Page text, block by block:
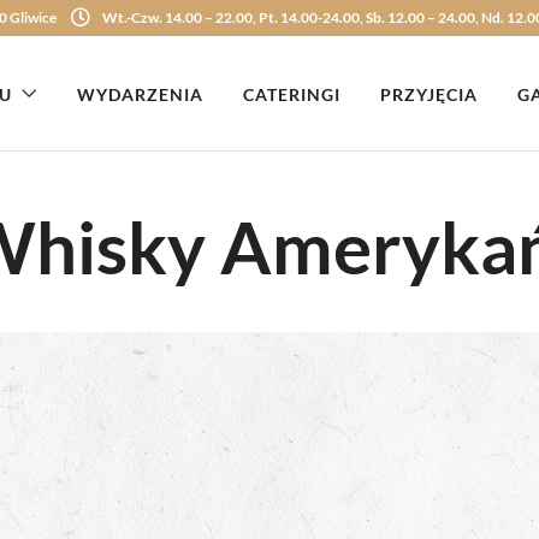
Gliwice Wt.-Czw. 14.00 – 22.00, Pt. 14.00-24.00, Sb. 12.00 – 24.00, Nd.
WYDARZENIA CATERINGI PRZYJĘCIA